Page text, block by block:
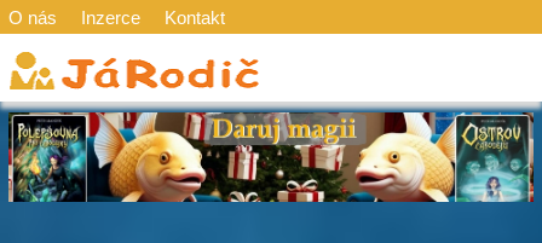
O nás Inzerce Kontakt